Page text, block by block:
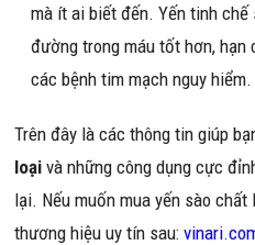
mà ít ai biết đến. Yến tinh
đường trong máu tốt hơn,
các bệnh tim mạch nguy hiểm.
Trên đây là các thông tin giúp
loại và những công dụng cực
lại. Nếu muốn mua yến sào chất
thương hiệu uy tín sau: